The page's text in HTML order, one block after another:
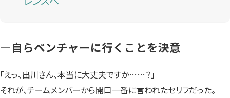
—自らベンチャーに行くことを決意
「えっ、出川さん、本当に大丈夫ですか……？」
それが、チームメンバーから開口一番に言われたセリフだった。